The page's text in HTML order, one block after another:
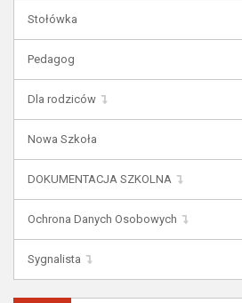
Stołówka
Pedagog
Dla rodziców
Nowa Szkoła
DOKUMENTACJA SZKOLNA
Ochrona Danych Osobowych
Sygnalista